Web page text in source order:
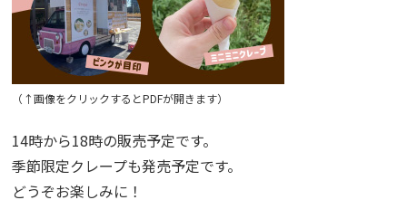
（↑画像をクリックするとPDFが開きます）
14時から18時の販売予定です。
季節限定クレープも発売予定です。
どうぞお楽しみに！